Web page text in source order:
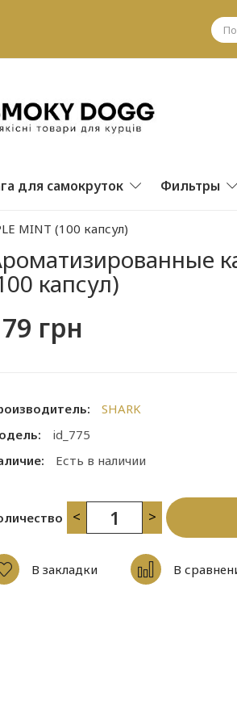
для самокруток Фильтры
MINT (100 капсул)
капсул)
грн
SHARK
id_775
Есть в наличии
< >
В закладки В